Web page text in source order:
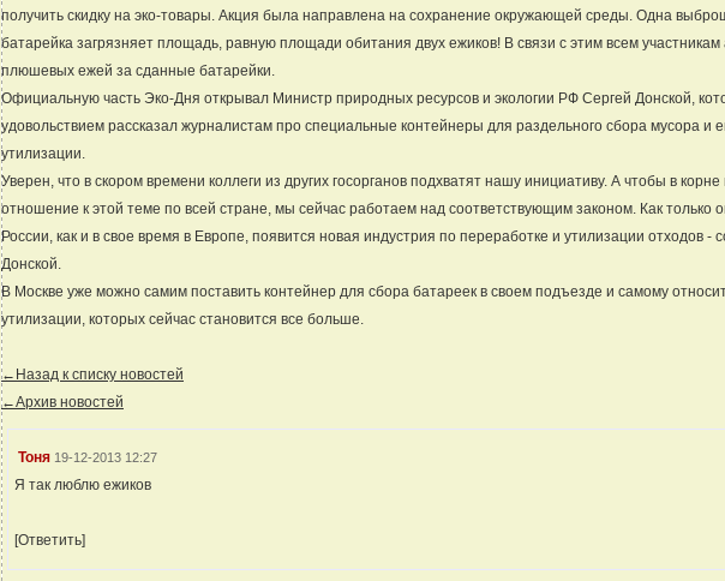
получить скидку на эко-товары. Акция была направлена на сохранение окружающей среды. Одна
батарейка загрязняет площадь, равную площади обитания двух ежиков! В связи с этим всем участникам
плюшевых ежей за сданные батарейки.
Официальную часть Эко-Дня открывал Министр природных ресурсов и экологии РФ Сергей Донской,
удовольствием рассказал журналистам про специальные контейнеры для раздельного сбора мусора и
утилизации.
Уверен, что в скором времени коллеги из других госорганов подхватят нашу инициативу. А чтобы в
отношение к этой теме по всей стране, мы сейчас работаем над соответствующим законом. Как только
России, как и в свое время в Европе, появится новая индустрия по переработке и утилизации отходов -
Донской.
В Москве уже можно самим поставить контейнер для сбора батареек в своем подъезде и самому
утилизации, которых сейчас становится все больше.
←Назад к списку новостей
←Архив новостей
Тоня 19-12-2013 12:27
Я так люблю ежиков
[Ответить]